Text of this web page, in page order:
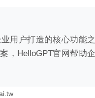
用户打造的核心功能
，HelloGPT官网帮助